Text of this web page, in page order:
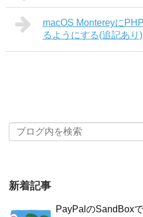
macOS Montereyに
るようにする(追記あり)
新着記事
PayPalのSandBox